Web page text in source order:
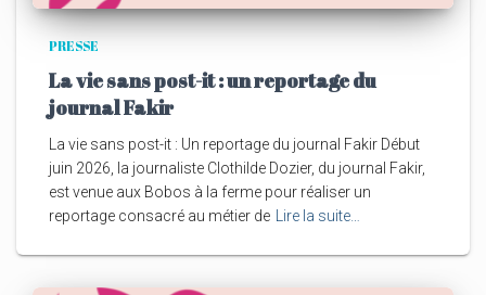
PRESSE
La vie sans post-it : un reportage du
journal Fakir
La vie sans post-it : Un reportage du journal Fakir Début
juin 2026, la journaliste Clothilde Dozier, du journal Fakir,
est venue aux Bobos à la ferme pour réaliser un
reportage consacré au métier de
Lire la suite…